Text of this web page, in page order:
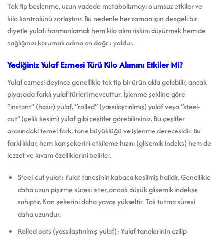
Tek tip beslenme, uzun vadede metabolizmayı olumsuz etkiler ve
kilo kontrolünü zorlaştırır. Bu nedenle her zaman için dengeli bir
diyetle yulafı harmanlamak hem kilo alım riskini düşürmek hem de
sağlığınızı korumak adına en doğru yoldur.
Yediğiniz Yulaf Ezmesi Türü Kilo Alımını Etkiler Mi?
Yulaf ezmesi deyince genellikle tek tip bir ürün akla gelebilir, ancak
piyasada farklı yulaf türleri mevcuttur. İşlenme şekline göre
“instant” (hazır) yulaf, “rolled” (yassılaştırılmış) yulaf veya “steel-
cut” (çelik kesim) yulaf gibi çeşitler görebilirsiniz. Bu çeşitler
arasındaki temel fark, tane büyüklüğü ve işlenme derecesidir. Bu
farklılıklar, hem kan şekerini etkileme hızını (glisemik indeks) hem de
lezzet ve kıvam özelliklerini belirler.
Steel-cut yulaf: Yulaf tanesinin kabaca kesilmiş halidir. Genellikle
daha uzun pişirme süresi ister, ancak düşük glisemik indekse
sahiptir. Kan şekerini daha yavaş yükseltir. Tok tutma süresi
daha uzundur.
Rolled oats (yassılaştırılmış yulaf): Yulaf tanelerinin ezilip